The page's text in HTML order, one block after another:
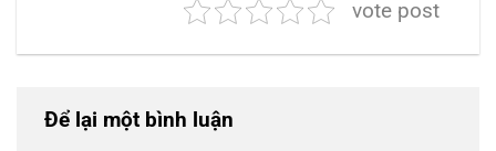
vote post
Để lại một bình luận